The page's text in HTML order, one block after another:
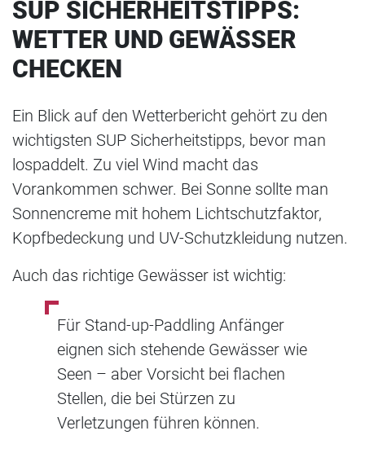
SUP SICHERHEITSTIPPS:
WETTER UND GEWÄSSER
CHECKEN
Ein Blick auf den Wetterbericht gehört zu den
wichtigsten SUP Sicherheitstipps, bevor man
lospaddelt. Zu viel Wind macht das
Vorankommen schwer. Bei Sonne sollte man
Sonnencreme mit hohem Lichtschutzfaktor,
Kopfbedeckung und UV-Schutzkleidung nutzen.
Auch das richtige Gewässer ist wichtig:
Für Stand-up-Paddling Anfänger
eignen sich stehende Gewässer wie
Seen – aber Vorsicht bei flachen
Stellen, die bei Stürzen zu
Verletzungen führen können.